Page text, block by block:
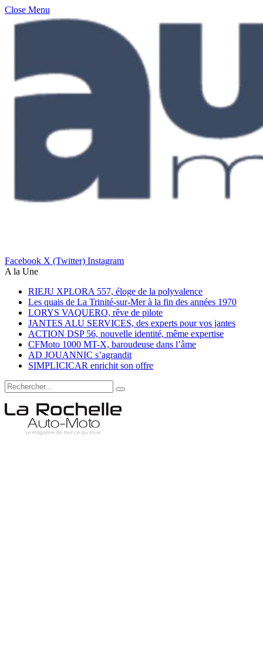
Close Menu
Facebook X (Twitter) Instagram
A la Une
RIEJU XPLORA 557, éloge de la polyvalence
Les quais de La Trinité-sur-Mer à la fin des années 1970
LORYS VAQUERO, rêve de pilote
JANTES ALU SERVICES, des experts pour vos jantes
ACTION DSP 56, nouvelle identité, même expertise
CFMoto 1000 MT-X, baroudeuse dans l’âme
AD JOUANNIC s’agrandit
SIMPLICICAR enrichit son offre